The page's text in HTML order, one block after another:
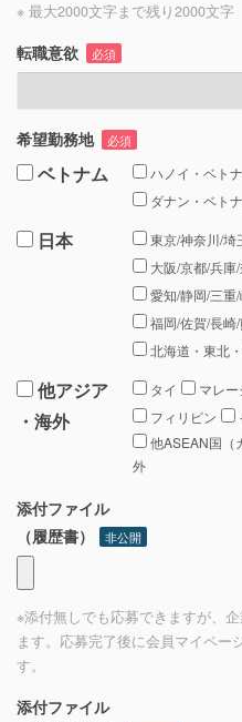
※ 最大2000文字まで残り2000文字
転職意欲 必須
希望勤務地 必須
ベトナム ハノイ・ベト
ダナン・ベト
日本
東京/神奈川/埼
大阪/京都/兵庫
愛知/静岡/三重/
福岡/佐賀/長崎
北海道・東北
他アジア
・海外
タイ マレー
フィリピン
他ASEAN国（
外
添付ファイル
（履歴書）
非公開
※添付無しでも応募できますが、
ます。応募完了後に会員マイペー
す。
添付ファイル